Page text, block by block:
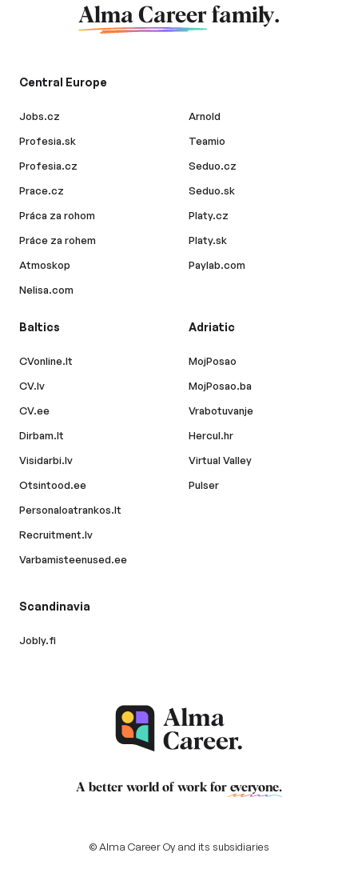
Alma Career family.
Central Europe
Jobs.cz
Profesia.sk
Profesia.cz
Prace.cz
Práca za rohom
Práce za rohem
Atmoskop
Nelisa.com
Arnold
Teamio
Seduo.cz
Seduo.sk
Platy.cz
Platy.sk
Paylab.com
Baltics
CVonline.lt
CV.lv
CV.ee
Dirbam.lt
Visidarbi.lv
Otsintood.ee
Personaloatrankos.lt
Recruitment.lv
Varbamisteenused.ee
Adriatic
MojPosao
MojPosao.ba
Vrabotuvanje
Hercul.hr
Virtual Valley
Pulser
Scandinavia
Jobly.fi
A better world of work for everyone.
© Alma Career Oy and its subsidiaries